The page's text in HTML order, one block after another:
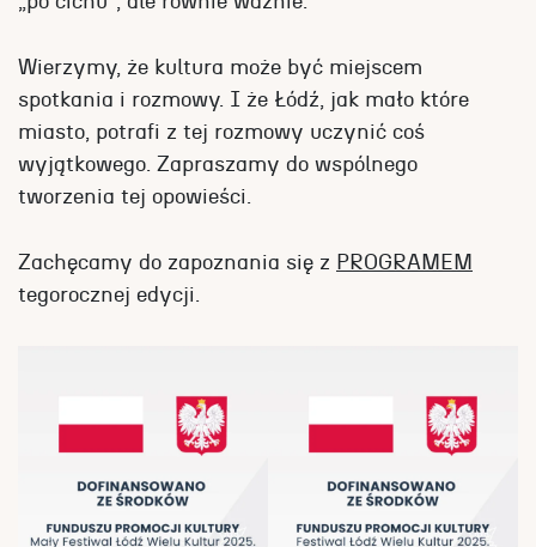
Wierzymy, że kultura może być miejscem
spotkania i rozmowy. I że Łódź, jak mało które
miasto, potrafi z tej rozmowy uczynić coś
wyjątkowego. Zapraszamy do wspólnego
tworzenia tej opowieści.
Zachęcamy do zapoznania się z PROGRAMEM
tegorocznej edycji.